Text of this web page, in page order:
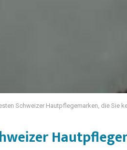
Schweizer Hautpflegemarken, die Sie